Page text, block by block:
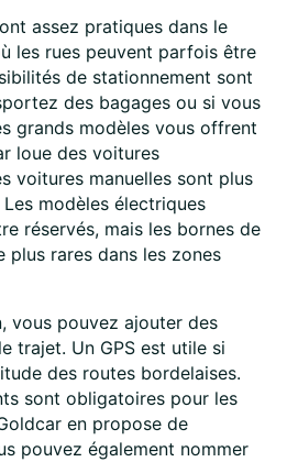
assez pratiques dans le
les rues peuvent parfois être
de stationnement sont
des bagages ou si vous
grands modèles vous offrent
loue des voitures
voitures manuelles sont plus
modèles électriques
réservés, mais les bornes de
plus rares dans les zones
vous pouvez ajouter des
trajet. Un GPS est utile si
des routes bordelaises.
sont obligatoires pour les
en propose de
pouvez également nommer